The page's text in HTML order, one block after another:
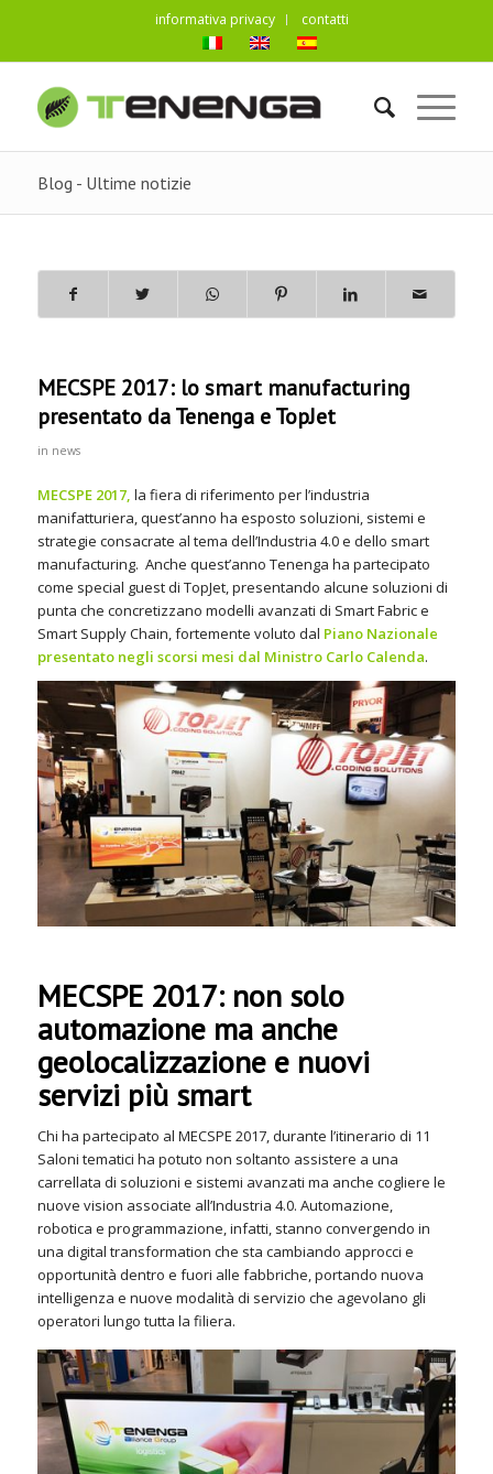
informativa privacy contatti
Blog - Ultime notizie
MECSPE 2017: lo smart manufacturing
presentato da Tenenga e TopJet
in news
MECSPE 2017, la fiera di riferimento per l’industria
manifatturiera, quest’anno ha esposto soluzioni, sistemi e
strategie consacrate al tema dell’Industria 4.0 e dello smart
manufacturing. Anche quest’anno Tenenga ha partecipato
come special guest di TopJet, presentando alcune soluzioni di
punta che concretizzano modelli avanzati di Smart Fabric e
Smart Supply Chain, fortemente voluto dal Piano Nazionale
presentato negli scorsi mesi dal Ministro Carlo Calenda.
MECSPE 2017: non solo
automazione ma anche
geolocalizzazione e nuovi
servizi più smart
Chi ha partecipato al MECSPE 2017, durante l’itinerario di 11
Saloni tematici ha potuto non soltanto assistere a una
carrellata di soluzioni e sistemi avanzati ma anche cogliere le
nuove vision associate all’Industria 4.0. Automazione,
robotica e programmazione, infatti, stanno convergendo in
una digital transformation che sta cambiando approcci e
opportunità dentro e fuori alle fabbriche, portando nuova
intelligenza e nuove modalità di servizio che agevolano gli
operatori lungo tutta la filiera.